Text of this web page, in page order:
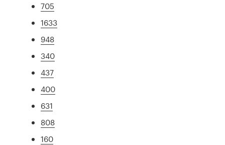
705
1633
948
340
437
400
631
808
160